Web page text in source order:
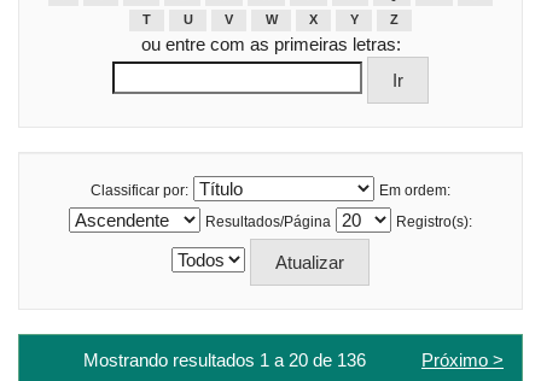
T
U V W X Y Z
ou entre com as primeiras letras:
Classificar por:
Em ordem:
Resultados/Página
Registro(s):
Mostrando resultados 1 a 20 de 136 Próximo >